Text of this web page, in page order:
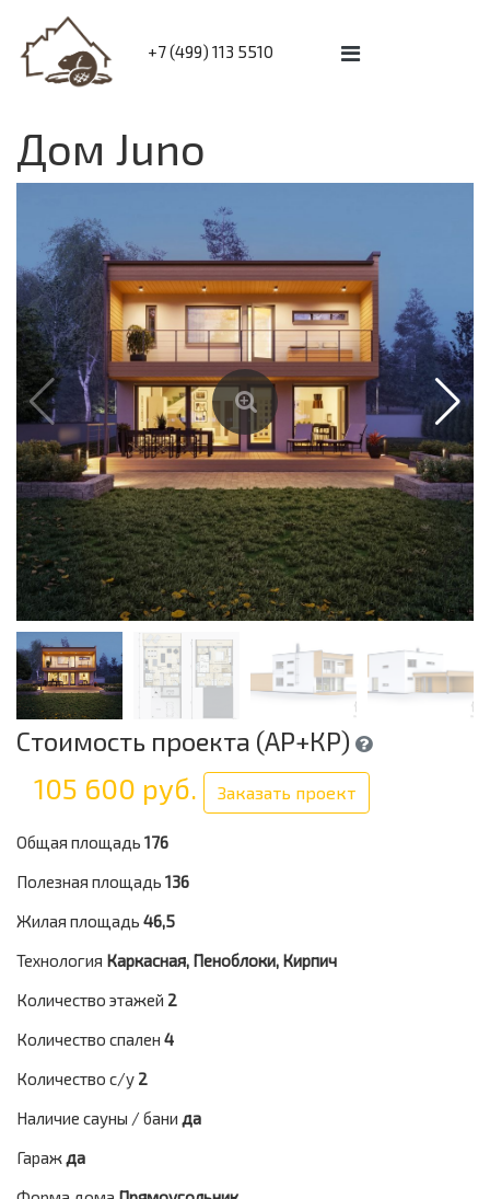
+7 (499) 113 5510
Дом Juno
Стоимость проекта (АР+КР)
105 600 руб. Заказать проект
Общая площадь 176
Полезная площадь 136
Жилая площадь 46,5
Технология Каркасная, Пеноблоки, Кирпич
Количество этажей 2
Количество спален 4
Количество с/у 2
Наличие сауны / бани да
Гаражда